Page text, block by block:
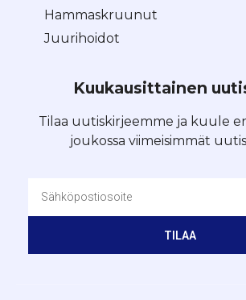
Hammaskruunut
Juurihoidot
Kuukausittainen
Tilaa uutiskirjeemme ja kuule
joukossa viimeisimmät
TILAA